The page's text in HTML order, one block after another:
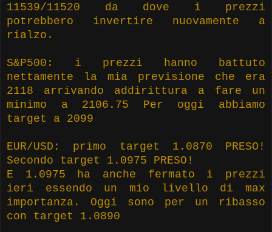
11539/11520 da dove i prezzi
potrebbero invertire nuovamente a
rialzo.
S&P500: i prezzi hanno battuto
nettamente la mia previsione che era
2118 arrivando addirittura a fare un
minimo a 2106.75 Per oggi abbiamo
target a 2099
EUR/USD: primo target 1.0870 PRESO!
Secondo target 1.0975 PRESO!
E 1.0975 ha anche fermato i prezzi
ieri essendo un mio livello di max
importanza. Oggi sono per un ribasso
con target 1.0890